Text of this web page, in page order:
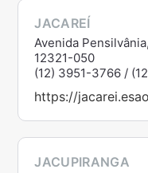
JACAREÍ
Avenida
12321-050
(12) 3951-3766 /
https://
JACUPIRANGA